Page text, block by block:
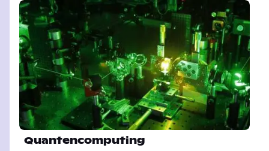
Quantencomputing